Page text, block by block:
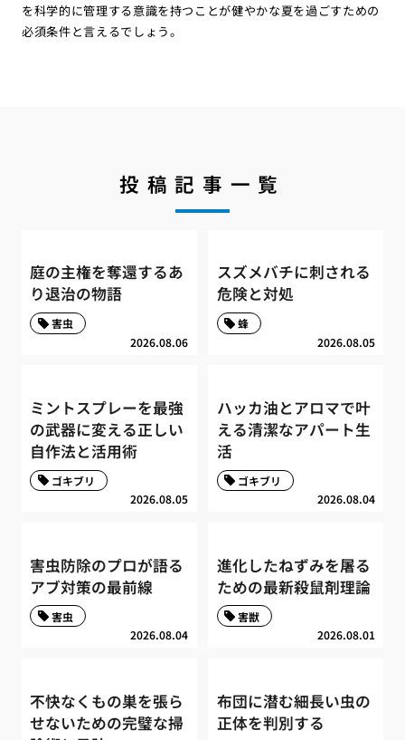
を科学的に管理する意識を持つことが健やかな夏を過ごすための
必須条件と言えるでしょう。
投稿記事一覧
庭の主権を奪還するあ
り退治の物語
2026.08.06
害虫
スズメバチに刺される
危険と対処
2026.08.05
蜂
ミントスプレーを最強
の武器に変える正しい
自作法と活用術
2026.08.05
ゴキブリ
ハッカ油とアロマで叶
える清潔なアパート生
活
2026.08.04
ゴキブリ
害虫防除のプロが語る
アブ対策の最前線
2026.08.04
害虫
進化したねずみを屠る
ための最新殺鼠剤理論
2026.08.01
害獣
不快なくもの巣を張ら
せないための完璧な掃
布団に潜む細長い虫の
正体を判別する